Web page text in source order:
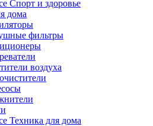
Спорт и здоровье
дома
фильтры
воздуха
Техника для дома